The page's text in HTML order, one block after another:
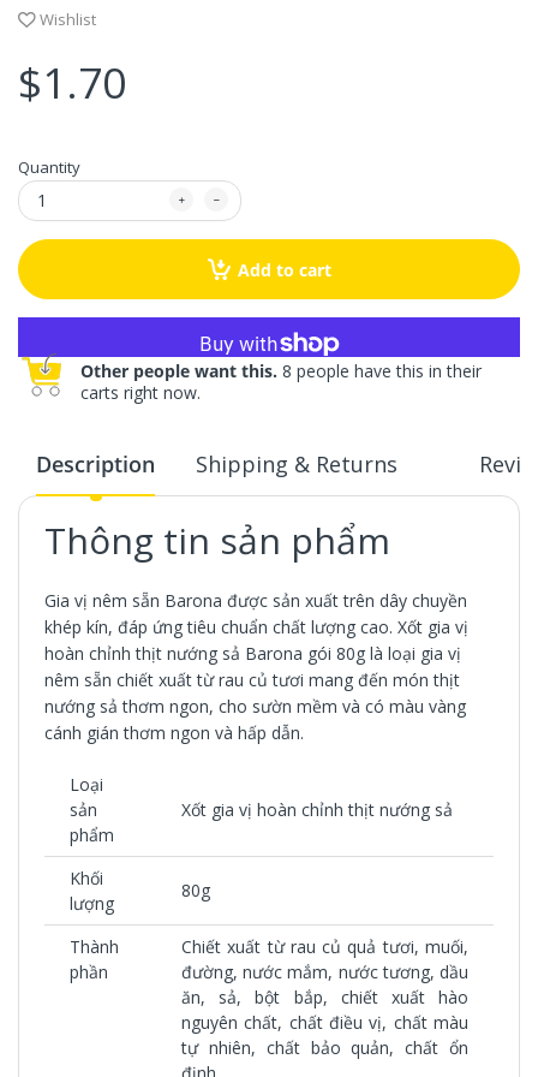
Wishlist
$1.70
Quantity
Add to cart
More payment options
Other people want this. 8 people have this in their
carts right now.
Description Shipping & Returns
Thông tin sản phẩm
Gia vị nêm sẵn Barona được sản xuất trên dây chuyền
khép kín, đáp ứng tiêu chuẩn chất lượng cao. Xốt gia vị
hoàn chỉnh thịt nướng sả Barona gói 80glà loại gia vị
nêm sẵn chiết xuất từ rau củ tươi mang đến món thịt
nướng sả thơm ngon, cho sườn mềm và có màu vàng
cánh gián thơm ngon và hấp dẫn.
Loại
sản
phẩm
Xốt gia vị hoàn chỉnh thịt nướng sả
Khối
lượng
80g
Thành
phần
Chiết xuất từ rau củ quả tươi, muối,
đường, nước mắm, nước tương, dầu
ăn, sả, bột bắp, chiết xuất hào
nguyên chất, chất điều vị, chất màu
tự nhiên, chất bảo quản, chất ổn
định.